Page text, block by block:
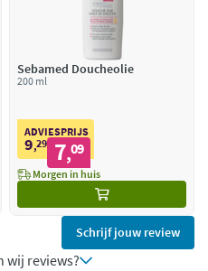
Sebamed Doucheolie
200 ml
ADVIESPRIJS
9,29 7,09
Morgen in huis
Schrijf jouw review
wij reviews?